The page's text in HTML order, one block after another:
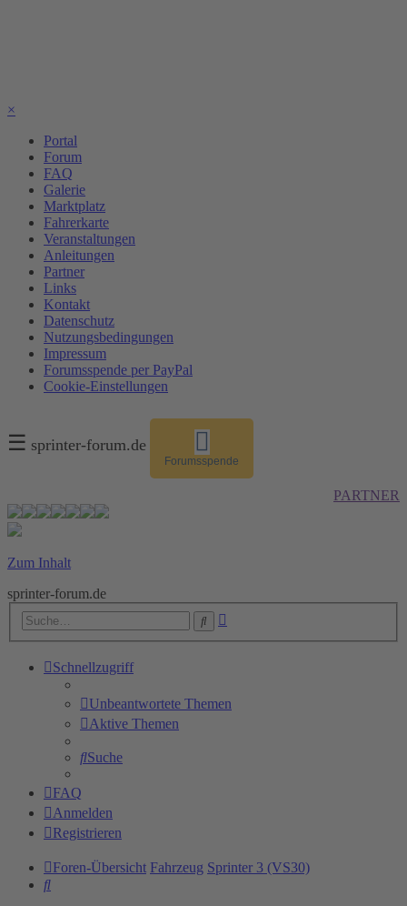
×
Portal
Forum
FAQ
Galerie
Marktplatz
Fahrerkarte
Veranstaltungen
Anleitungen
Partner
Links
Kontakt
Datenschutz
Nutzungsbedingungen
Impressum
Forumsspende per PayPal
Cookie-Einstellungen
☰ sprinter-forum.de
Forumsspende
PARTNER
Zum Inhalt
sprinter-forum.de
Suche
Schnellzugriff
Unbeantwortete Themen
Aktive Themen
Suche
FAQ
Anmelden
Registrieren
Foren-Übersicht Fahrzeug Sprinter 3 (VS30)
Suche